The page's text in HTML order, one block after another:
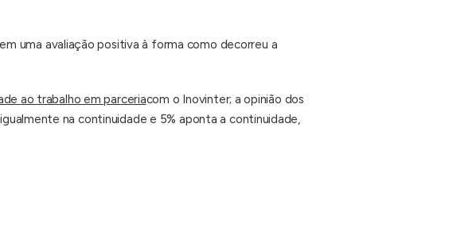
uma avaliação positiva à forma como decorreu a
ao trabalho em parceriacom o Inovinter; a opinião dos
na continuidade e 5% aponta a continuidade,